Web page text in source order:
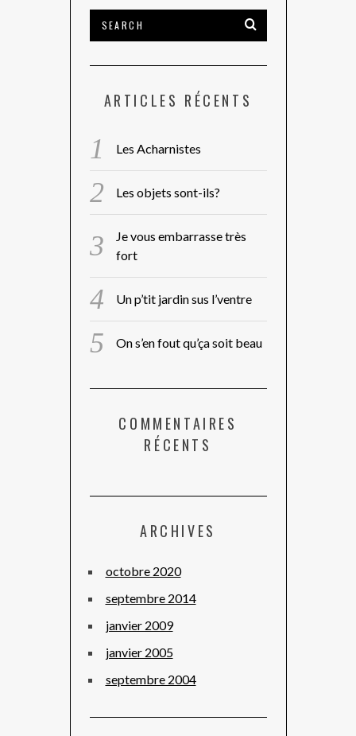
ARTICLES RÉCENTS
Les Acharnistes
Les objets sont-ils?
Je vous embarrasse très
fort
Un p’tit jardin sus l’ventre
On s’en fout qu’ça soit beau
COMMENTAIRES
RÉCENTS
ARCHIVES
octobre 2020
septembre 2014
janvier 2009
janvier 2005
septembre 2004